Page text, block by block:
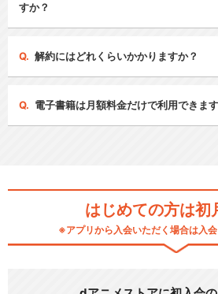
すか？
解約にはどれくらいかかりますか？
電子書籍は月額料金だけで利用できま
はじめての方は初
※アプリから入会いただく場合は入